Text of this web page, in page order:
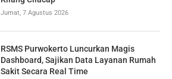
Jumat, 7 Agustus 2026
RSMS Purwokerto Luncurkan Magis
Dashboard, Sajikan Data Layanan Rumah
Sakit Secara Real Time